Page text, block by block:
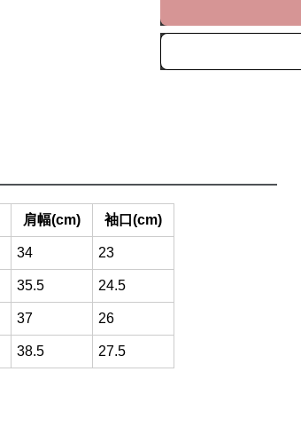
肩幅(cm) 袖口(cm)
34 23
35.5 24.5
37 26
38.5 27.5